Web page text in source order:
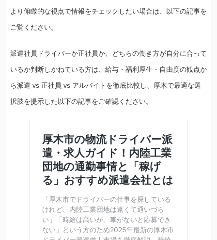
より俯瞰的な視点で情報をチェックしたい場合は、以下の記事を
ご覧ください。
派遣社員ドライバーか正社員か、どちらの働き方が自分に合って
いるか判断しかねている方は、給与・福利厚生・自由度の観点か
ら派遣 vs 正社員 vs アルバイトを徹底比較し、厚木で最適な選
択肢を提示した以下の記事をご確認ください。